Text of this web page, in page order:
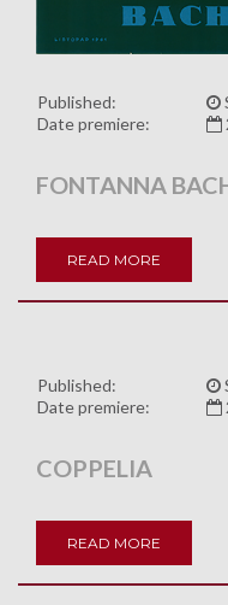
Published:
Date premiere:
FONTANNA
READ MORE
Published:
Date premiere:
COPPELIA
READ MORE